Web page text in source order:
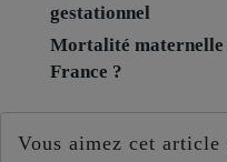
gestationnel
Mortalité maternelle
France ?
Vous aimez cet article